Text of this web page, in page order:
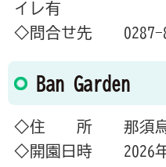
イレ有
◇問合せ先 0287-
Ban Garden
◇住 所 那須烏山
◇開園日時 2026年